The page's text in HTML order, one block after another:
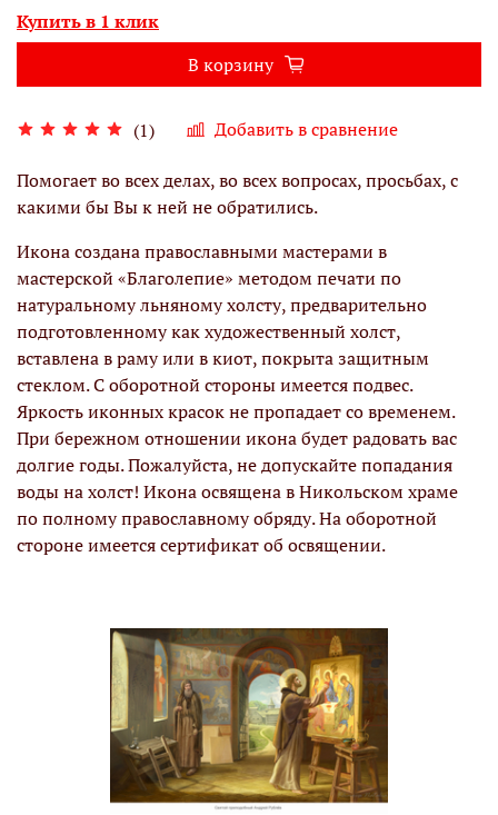
(1) Добавить в сравнение
Купить в 1 клик
В корзину
Помогает во всех делах, во всех вопросах, просьбах, с
какими бы Вы к ней не обратились.
Икона создана православными мастерами в
мастерской «Благолепие» методом печати по
натуральному льняному холсту, предварительно
подготовленному как художественный холст,
вставлена в раму или в киот, покрыта защитным
стеклом. С оборотной стороны имеется подвес.
Яркость иконных красок не пропадает со временем.
При бережном отношении икона будет радовать вас
долгие годы. Пожалуйста, не допускайте попадания
воды на холст! Икона освящена в Никольском храме
по полному православному обряду. На оборотной
стороне имеется сертификат об освящении.